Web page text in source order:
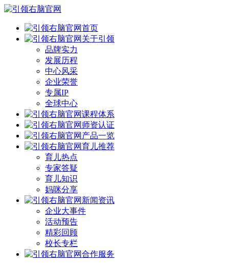
首页
关于引领
品牌实力
发展历程
中心风采
企业荣誉
专属IP
全球中心
课程体系
师资认证
产品一览
育儿推荐
育儿热点
专家答疑
育儿知识
妈咪分享
新闻资讯
企业大事件
活动预告
精彩回顾
校长专栏
合作服务